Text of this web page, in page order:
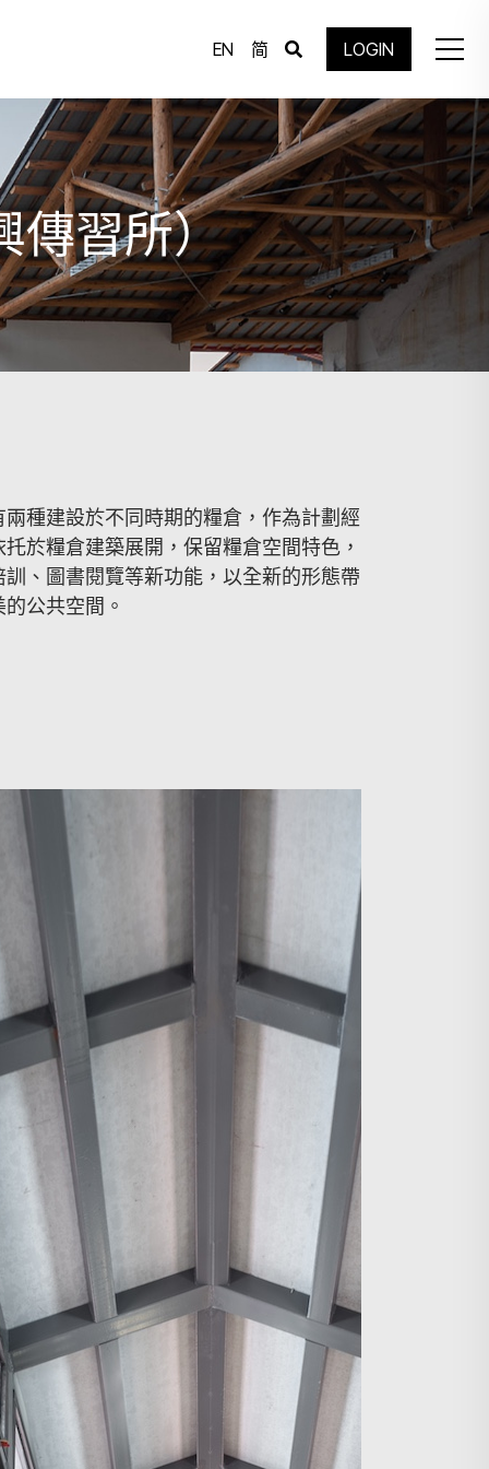
EN 简 LOGIN
傳習所）
種建設於不同時期的糧倉，作為計劃經
於糧倉建築展開，保留糧倉空間特色，
、圖書閱覽等新功能，以全新的形態帶
公共空間。